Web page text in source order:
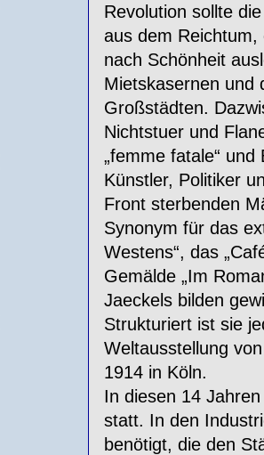
Revolution sollte
aus dem
nach Schönheit
Mietskasernen und
Großstädten.
Nichtstuer und
„femme fatale“
Künstler, Politiker
Front sterbenden
Synonym für das
Westens“, das
Gemälde „Im
Jaeckels bilden
Strukturiert ist sie
Weltausstellung
1914 in Köln.
In diesen 14
statt. In den
benötigt, die den